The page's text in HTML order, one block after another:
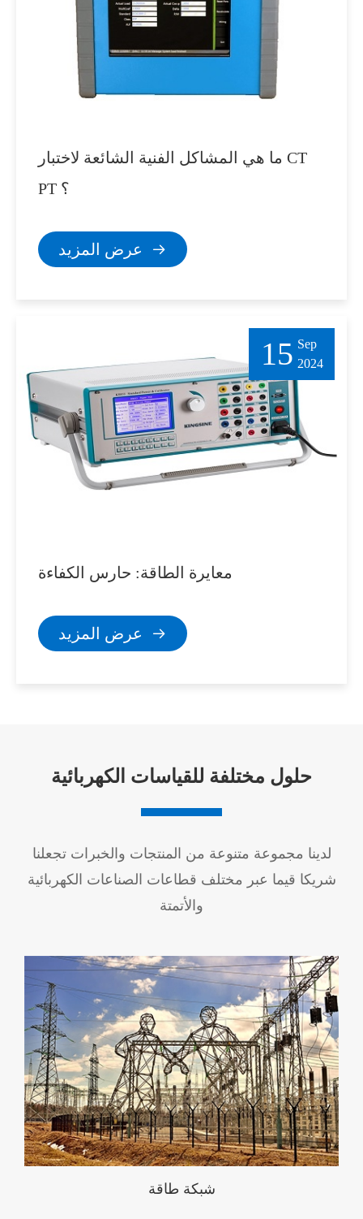
ما هي المشاكل الفنية الشائعة لاختبار CT
PT ؟
عرض المزيد 
15 Sep
2024
معايرة الطاقة: حارس الكفاءة
عرض المزيد 
حلول مختلفة للقياسات الكهربائية
لدينا مجموعة متنوعة من المنتجات والخبرات تجعلنا
شريكا قيما عبر مختلف قطاعات الصناعات الكهربائية
والأتمتة
المراقبة والاختبار عبر الإنترنت